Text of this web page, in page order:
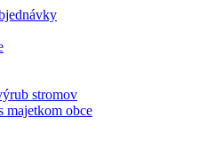
stromov
majetkom obce